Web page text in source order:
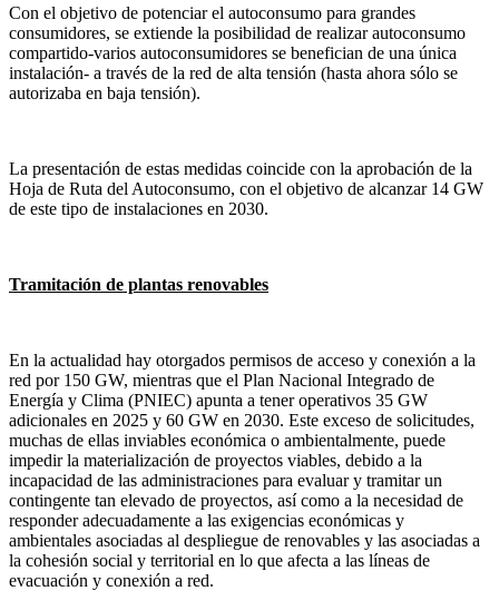
Con el objetivo de potenciar el autoconsumo para grandes
consumidores, se extiende la posibilidad de realizar autoconsumo
compartido-varios autoconsumidores se benefician de una única
instalación- a través de la red de alta tensión (hasta ahora sólo se
autorizaba en baja tensión).
La presentación de estas medidas coincide con la aprobación de la
Hoja de Ruta del Autoconsumo, con el objetivo de alcanzar 14 GW
de este tipo de instalaciones en 2030.
Tramitación de plantas renovables
En la actualidad hay otorgados permisos de acceso y conexión a la
red por 150 GW, mientras que el Plan Nacional Integrado de
Energía y Clima (PNIEC) apunta a tener operativos 35 GW
adicionales en 2025 y 60 GW en 2030. Este exceso de solicitudes,
muchas de ellas inviables económica o ambientalmente, puede
impedir la materialización de proyectos viables, debido a la
incapacidad de las administraciones para evaluar y tramitar un
contingente tan elevado de proyectos, así como a la necesidad de
responder adecuadamente a las exigencias económicas y
ambientales asociadas al despliegue de renovables y las asociadas a
la cohesión social y territorial en lo que afecta a las líneas de
evacuación y conexión a red.